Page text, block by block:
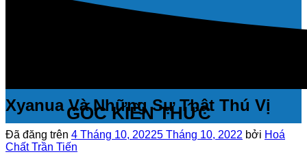
GÓC KIẾN THỨC
Xyanua Và Những Sự Thật Thú Vị
Đã đăng trên 4 Tháng 10, 20225 Tháng 10, 2022 bởi Hoá
Chất Trần Tiến